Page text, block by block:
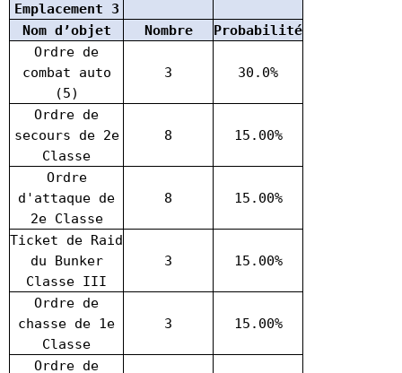
Emplacement 3
Nom d’objet
Nombre
Probabilité
Ordre de
combat auto
(5)
3 30.0%
Ordre de
secours de 2e
Classe
8 15.00%
Ordre
d'attaque de
2e Classe
8 15.00%
Ticket de Raid
du Bunker
Classe III
3 15.00%
Ordre de
chasse de 1e
Classe
3 15.00%
Ordre de